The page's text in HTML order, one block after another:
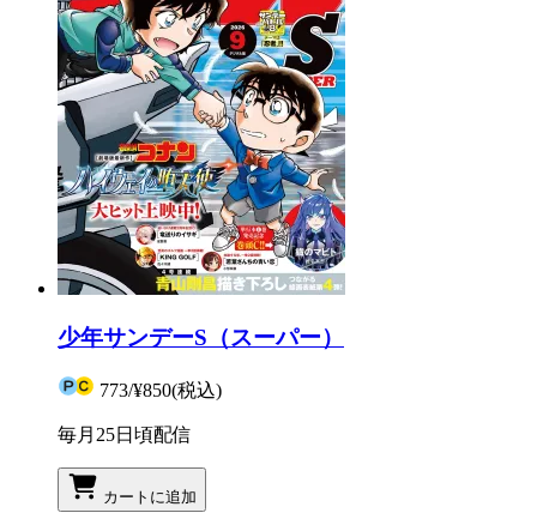
少年サンデーS（スーパー）
773/¥850(税込)
毎月25日頃配信
カートに追加